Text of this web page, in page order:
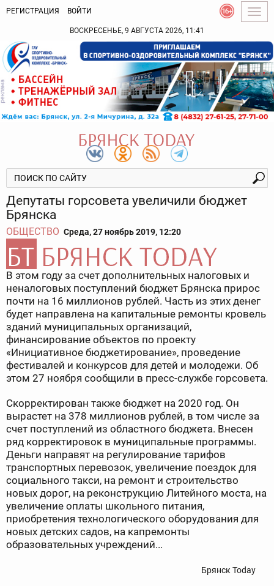
РЕГИСТРАЦИЯ ВОЙТИ
ВОСКРЕСЕНЬЕ, 9 АВГУСТА 2026, 11:41
Депутаты горсовета увеличили бюджет
Брянска
ОБЩЕСТВО Среда, 27 ноябрь 2019, 12:20
В этом году за счет дополнительных налоговых и
неналоговых поступлений бюджет Брянска прирос
почти на 16 миллионов рублей. Часть из этих денег
будет направлена на капитальные ремонты кровель
зданий муниципальных организаций,
финансирование объектов по проекту
«Инициативное бюджетирование», проведение
фестивалей и конкурсов для детей и молодежи. Об
этом 27 ноября сообщили в пресс-службе горсовета.
Скорректирован также бюджет на 2020 год. Он
вырастет на 378 миллионов рублей, в том числе за
счет поступлений из областного бюджета. Внесен
ряд корректировок в муниципальные программы.
Деньги направят на регулирование тарифов
транспортных перевозок, увеличение поездок для
социального такси, на ремонт и строительство
новых дорог, на реконструкцию Литейного моста, на
увеличение оплаты школьного питания,
приобретения технологического оборудования для
новых детских садов, на капремонты
образовательных учреждений...
Брянск Today